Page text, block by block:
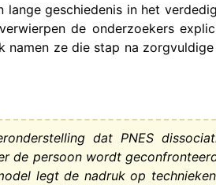
geschiedenis in het
de onderzoekers
namen ze die stap na
dat PNES
de persoon wordt
legt de nadruk op